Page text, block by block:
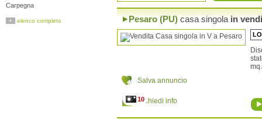
Carpegna
Casteldelci
+ elenco completo Pesaro (PU) casa singola in
10
Salva annuncio
Richiedi info